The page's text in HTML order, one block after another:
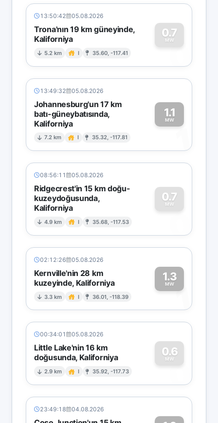
13:50:42 05.08.2026
Trona'nın 19 km güneyinde,
Kaliforniya
5.2 km I 35.60, -117.41
0.7
MW
0
13:49:32 05.08.2026
Johannesburg'un 17 km
batı-güneybatısında,
Kaliforniya
7.2 km I 35.32, -117.81
1.1
MW
1
08:56:11 05.08.2026
Ridgecrest'in 15 km doğu-
kuzeydoğusunda,
Kaliforniya
4.9 km I 35.68, -117.53
0.7
MW
0
02:12:26 05.08.2026
Kernville'nin 28 km
kuzeyinde, Kaliforniya
3.3 km I 36.01, -118.39
1.3
MW1
00:34:01 05.08.2026
Little Lake'nin 16 km
doğusunda, Kaliforniya
2.9 km I 35.92, -117.73
0.6
MW
0
23:49:18 04.08.2026